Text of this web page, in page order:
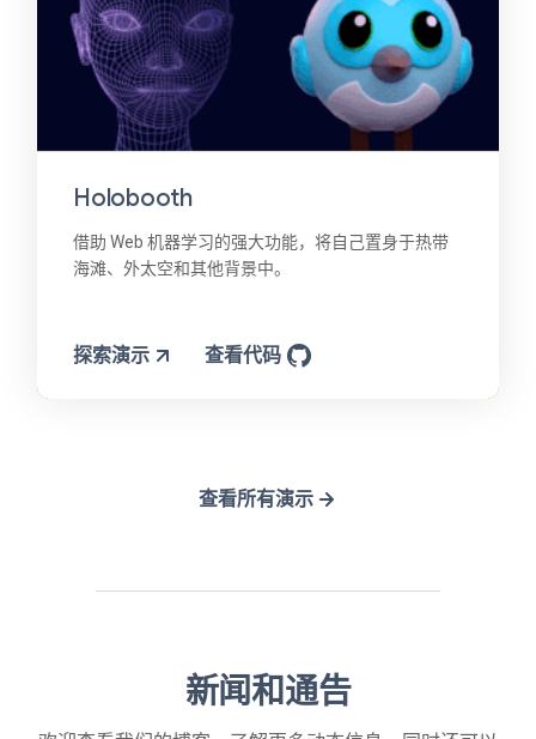
Holobooth
借助 Web 机器学习的强大功能，将自己置身于热带
海滩、外太空和其他背景中。
探索演示 查看代码
查看所有演示
新闻和通告